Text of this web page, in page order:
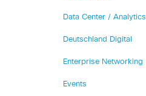
Data Center / Analytics
Deutschland Digital
Enterprise Networking
Events